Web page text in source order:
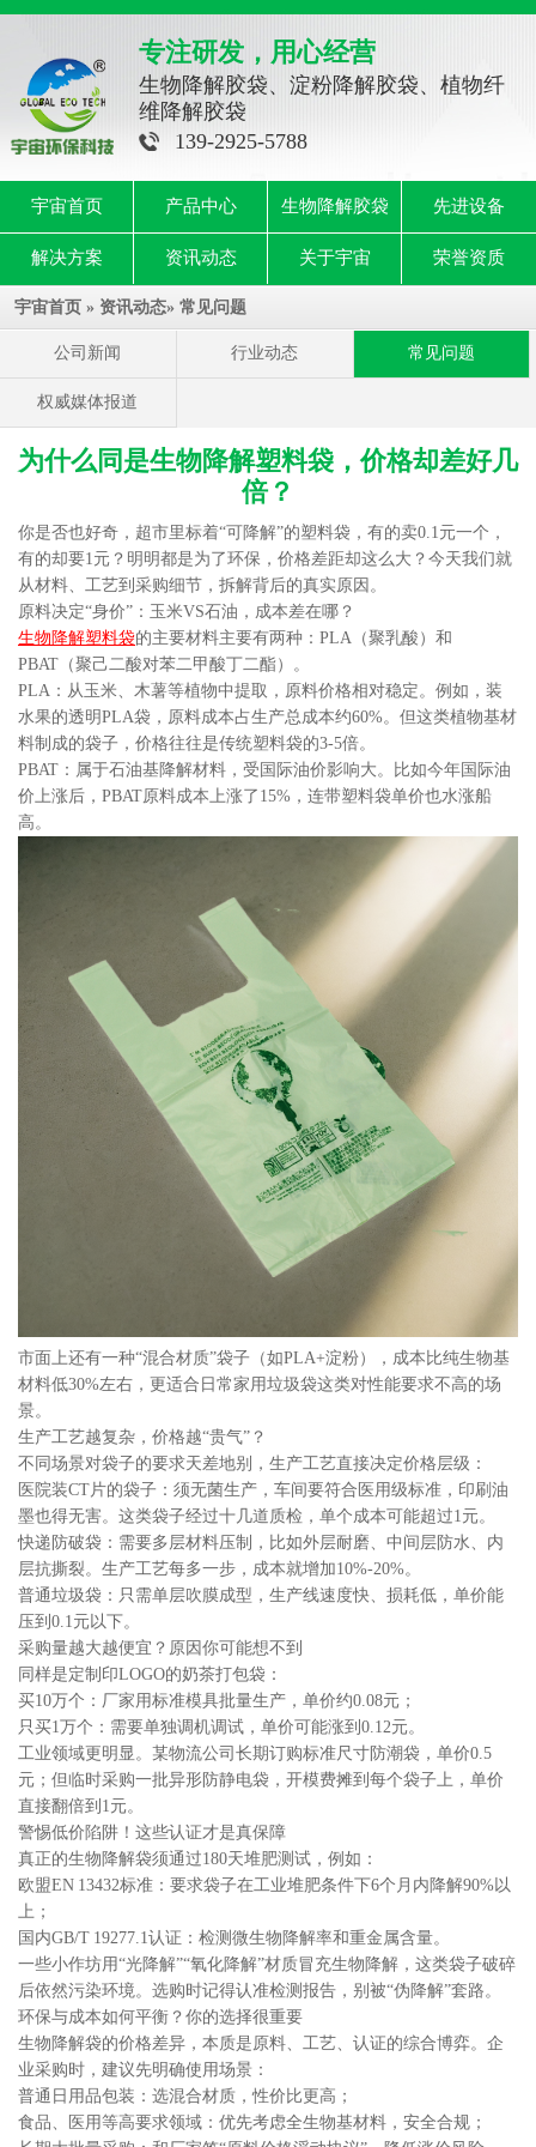
专注研发，用心经营
生物降解胶袋、淀粉降解胶袋、植物纤
维降解胶袋
139-2925-5788
宇宙首页 产品中心 生物降解胶袋 先进设备
解决方案 资讯动态 关于宇宙 荣誉资质
宇宙首页 » 资讯动态» 常见问题
公司新闻 行业动态 常见问题
权威媒体报道
为什么同是生物降解塑料袋，价格却差好几
倍？
你是否也好奇，超市里标着“可降解”的塑料袋，有的卖0.1元一个，
有的却要1元？明明都是为了环保，价格差距却这么大？今天我们就
从材料、工艺到采购细节，拆解背后的真实原因。
原料决定“身价”：玉米VS石油，成本差在哪？
生物降解塑料袋的主要材料主要有两种：PLA（聚乳酸）和
PBAT（聚己二酸对苯二甲酸丁二酯）。
PLA：从玉米、木薯等植物中提取，原料价格相对稳定。例如，装
水果的透明PLA袋，原料成本占生产总成本约60%。但这类植物基材
料制成的袋子，价格往往是传统塑料袋的3-5倍。
PBAT：属于石油基降解材料，受国际油价影响大。比如今年国际油
价上涨后，PBAT原料成本上涨了15%，连带塑料袋单价也水涨船
高。
市面上还有一种“混合材质”袋子（如PLA+淀粉），成本比纯生物基
材料低30%左右，更适合日常家用垃圾袋这类对性能要求不高的场
景。
生产工艺越复杂，价格越“贵气”？
不同场景对袋子的要求天差地别，生产工艺直接决定价格层级：
医院装CT片的袋子：须无菌生产，车间要符合医用级标准，印刷油
墨也得无害。这类袋子经过十几道质检，单个成本可能超过1元。
快递防破袋：需要多层材料压制，比如外层耐磨、中间层防水、内
层抗撕裂。生产工艺每多一步，成本就增加10%-20%。
普通垃圾袋：只需单层吹膜成型，生产线速度快、损耗低，单价能
压到0.1元以下。
采购量越大越便宜？原因你可能想不到
同样是定制印LOGO的奶茶打包袋：
买10万个：厂家用标准模具批量生产，单价约0.08元；
只买1万个：需要单独调机调试，单价可能涨到0.12元。
工业领域更明显。某物流公司长期订购标准尺寸防潮袋，单价0.5
元；但临时采购一批异形防静电袋，开模费摊到每个袋子上，单价
直接翻倍到1元。
警惕低价陷阱！这些认证才是真保障
真正的生物降解袋须通过180天堆肥测试，例如：
欧盟EN 13432标准：要求袋子在工业堆肥条件下6个月内降解90%以
上；
国内GB/T 19277.1认证：检测微生物降解率和重金属含量。
一些小作坊用“光降解”“氧化降解”材质冒充生物降解，这类袋子破碎
后依然污染环境。选购时记得认准检测报告，别被“伪降解”套路。
环保与成本如何平衡？你的选择很重要
生物降解袋的价格差异，本质是原料、工艺、认证的综合博弈。企
业采购时，建议先明确使用场景：
普通日用品包装：选混合材质，性价比更高；
食品、医用等高要求领域：优先考虑全生物基材料，安全合规；